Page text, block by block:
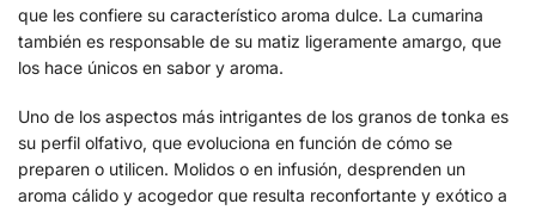
que les confiere su característico aroma dulce. La cumarina
también es responsable de su matiz ligeramente amargo, que
los hace únicos en sabor y aroma.
Uno de los aspectos más intrigantes de los granos de tonka es
su perfil olfativo, que evoluciona en función de cómo se
preparen o utilicen. Molidos o en infusión, desprenden un
aroma cálido y acogedor que resulta reconfortante y exótico a